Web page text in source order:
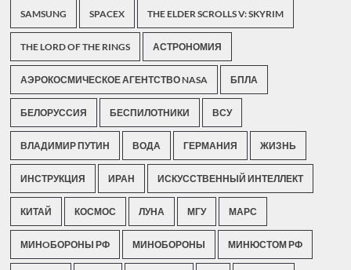
SAMSUNG SPACEX THE ELDER SCROLLS V: SKYRIM
THE LORD OF THE RINGS АСТРОНОМИЯ
АЭРОКОСМИЧЕСКОЕ АГЕНТСТВО NASA БПЛА
БЕЛОРУССИЯ БЕСПИЛОТНИКИ ВСУ
ВЛАДИМИР ПУТИН ВОДА ГЕРМАНИЯ ЖИЗНЬ
ИНСТРУКЦИЯ ИРАН ИСКУССТВЕННЫЙ ИНТЕЛЛЕКТ
КИТАЙ КОСМОС ЛУНА МГУ МАРС
МИНOБОРОНЫ РФ МИНОБОРОНЫ МИНЮСТОМ РФ